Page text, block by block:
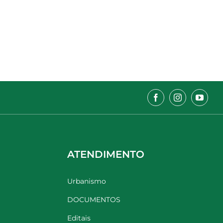
ATENDIMENTO
Urbanismo
DOCUMENTOS
Editais